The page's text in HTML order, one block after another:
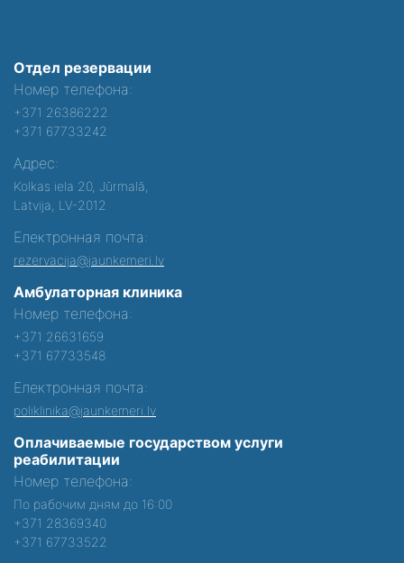
Отдел резервации
Номер телефона:
+371 26386222
+371 67733242
Адрес:
Kolkas iela 20, Jūrmalā,
Latvija, LV-2012
Електронная почта:
rezervacija@jaunkemeri.lv
Амбулаторная клиника
Номер телефона:
+371 26631659
+371 67733548
Електронная почта:
poliklinika@jaunkemeri.lv
Оплачиваемые государством услуги
реабилитации
Номер телефона:
По рабочим дням до 16:00
+371 28369340
+371 67733522